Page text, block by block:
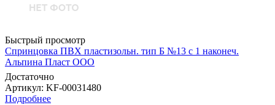
Быстрый просмотр
Спринцовка ПВХ пластизольн. тип Б №13 с 1 наконеч.
Альпина Пласт ООО
Достаточно
Артикул: KF-00031480
Подробнее